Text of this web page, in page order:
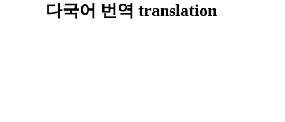
다국어 번역 translation